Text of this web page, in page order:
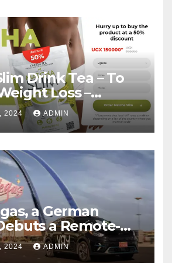
Drink Tea – To
Loss –
Price Update
2024 ADMIN
a German
a Remote-
Car Rental Service
2024 ADMIN